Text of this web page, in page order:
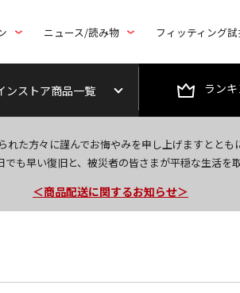
ニュース/読み物 フィッティング
ンストア商品一覧 ラン
れた方々に謹んでお悔やみを申し上げますととも
でも早い復旧と、被災者の皆さまが平穏な生活を
＜商品配送に関するお知らせ＞
＜夏季休暇中のご注文・発送・お問い合わ